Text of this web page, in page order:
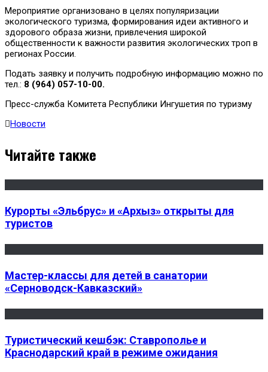
Мероприятие организовано в целях популяризации
экологического туризма, формирования идеи активного и
здорового образа жизни, привлечения широкой
общественности к важности развития экологических троп в
регионах России.
Подать заявку и получить подробную информацию можно по
тел.: 8 (964) 057-10-00.
Пресс-служба Комитета Республики Ингушетия по туризму
Новости
Читайте также
Курорты «Эльбрус» и «Архыз» открыты для
туристов
Мастер-классы для детей в санатории
«Серноводск-Кавказский»
Туристический кешбэк: Ставрополье и
Краснодарский край в режиме ожидания